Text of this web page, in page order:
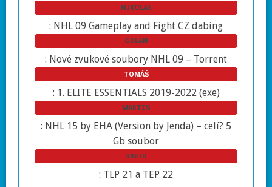
NIKOLAS
: NHL 09 Gameplay and Fight CZ dabing
GULAN
: Nové zvukové soubory NHL 09 – Torrent
TOMÁŠ
: 1. ELITE ESSENTIALS 2019-2022 (exe)
MARTIN
: NHL 15 by EHA (Version by Jenda) – celí? 5
Gb soubor
DAVID
: TLP 21 a TEP 22